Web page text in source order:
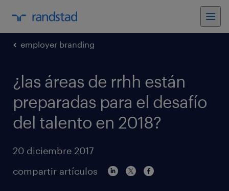
employer branding
¿las áreas de rrhh están
preparadas para el desafío
del talento en 2018?
20 diciembre 2017
compartir artículos